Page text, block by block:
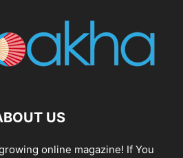
US
online magazine! If You